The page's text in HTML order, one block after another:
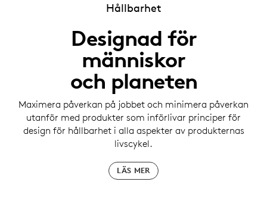
Hållbarhet
Designad för
människor
och planeten
Maximera påverkan på jobbet och minimera påverkan
utanför med produkter som införlivar principer för
design för hållbarhet i alla aspekter av produkternas
livscykel.
LÄS MER